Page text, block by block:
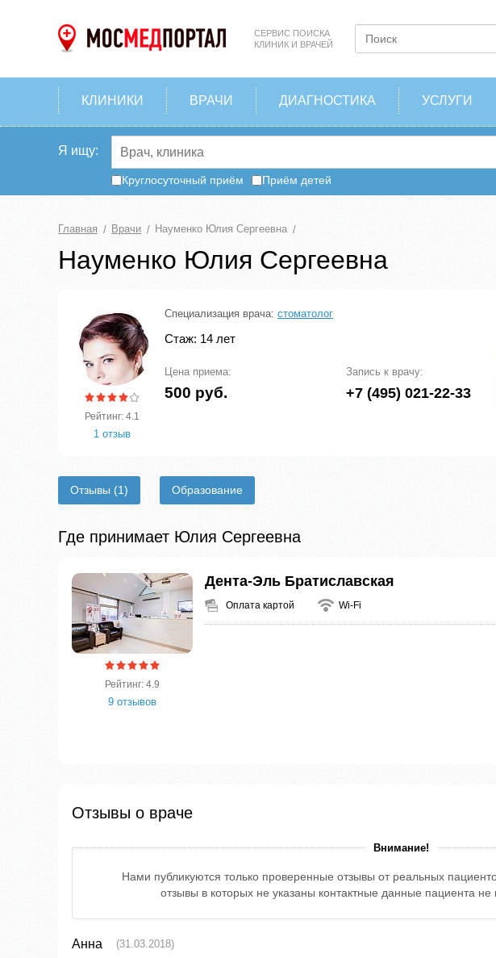
СЕРВИС ПОИСКА
КЛИНИК И ВРАЧЕЙ
КЛИНИКИ ВРАЧИ ДИАГНОСТИКА УСЛУГИ
Я ищу:
Круглосуточный приём Приём детей
Главная Врачи Науменко Юлия Сергеевна
Науменко Юлия Сергеевна
Рейтинг: 4.1
1 отзыв
Специализация врача: стоматолог
Стаж: 14 лет
Цена приема:
500 руб.
Запись к врачу:
+7 (495) 021-22-33
Отзывы (1) Образование
Где принимает Юлия Сергеевна
Рейтинг: 4.9
9 отзывов
Дента-Эль Братиславская
Оплата картой Wi-Fi
Отзывы о враче
Внимание!
Нами публикуются только проверенные отзывы от реальных
отзывы в которых не указаны контактные данные пациента
Анна (31.03.2018)